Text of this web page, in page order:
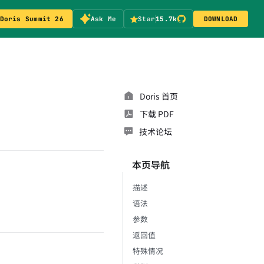
Doris Summit 26 Ask Me Star15.7k DOWNLOAD
Doris 首页
下载 PDF
技术论坛
本页导航
描述
语法
参数
返回值
特殊情况